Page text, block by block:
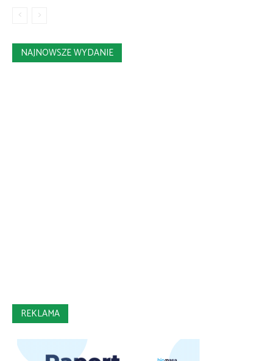
NAJNOWSZE WYDANIE
REKLAMA